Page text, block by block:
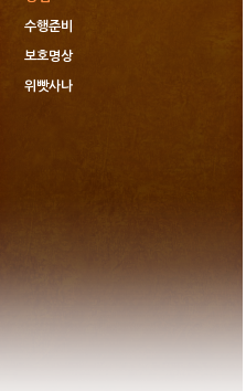
수행준비
보호명상
위빳사나